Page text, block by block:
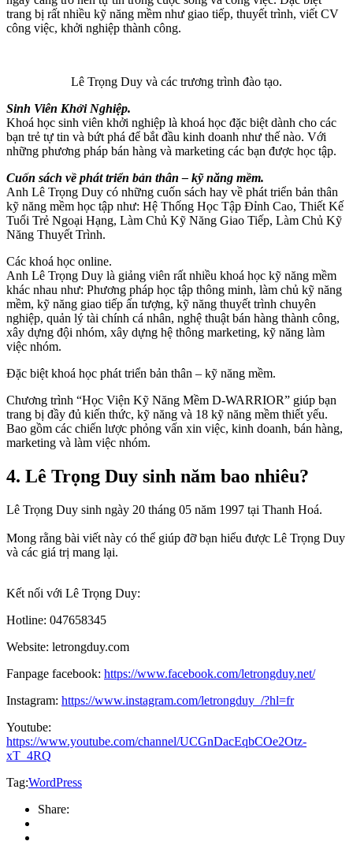
trang bị rất nhiều kỹ năng mềm như giao tiếp, thuyết trình, viết CV
công việc, khởi nghiệp thành công.
Lê Trọng Duy và các trương trình đào tạo.
Sinh Viên Khởi Nghiệp.
Khoá học sinh viên khởi nghiệp là khoá học đặc biệt dành cho các
bạn trẻ tự tin và bứt phá để bắt đầu kinh doanh như thế nào. Với
những phương pháp bán hàng và marketing các bạn được học tập.
Cuốn sách về phát triển bản thân – kỹ năng mềm.
Anh Lê Trọng Duy có những cuốn sách hay về phát triển bản thân
kỹ năng mềm học tập như: Hệ Thống Học Tập Đỉnh Cao, Thiết Kế
Tuổi Trẻ Ngoại Hạng, Làm Chủ Kỹ Năng Giao Tiếp, Làm Chủ Kỹ
Năng Thuyết Trình.
Các khoá học online.
Anh Lê Trọng Duy là giảng viên rất nhiều khoá học kỹ năng mềm
khác nhau như: Phương pháp học tập thông minh, làm chủ kỹ năng
mềm, kỹ năng giao tiếp ấn tượng, kỹ năng thuyết trình chuyên
nghiệp, quản lý tài chính cá nhân, nghệ thuật bán hàng thành công,
xây dựng đội nhóm, xây dựng hệ thông marketing, kỹ năng làm
việc nhóm.
Đặc biệt khoá học phát triển bản thân – kỹ năng mềm.
Chương trình “Học Viện Kỹ Năng Mềm D-WARRIOR” giúp bạn
trang bị đầy đủ kiến thức, kỹ năng và 18 kỹ năng mềm thiết yếu.
Bao gồm các chiến lược phỏng vấn xin việc, kinh doanh, bán hàng,
marketing và làm việc nhóm.
4. Lê Trọng Duy sinh năm bao nhiêu?
Lê Trọng Duy sinh ngày 20 tháng 05 năm 1997 tại Thanh Hoá.
Mong rằng bài viết này có thể giúp đỡ bạn hiểu được Lê Trọng Duy
và các giá trị mang lại.
Kết nối với Lê Trọng Duy:
Hotline: 047658345
Website: letrongduy.com
Fanpage facebook: https://www.facebook.com/letrongduy.net/
Instagram: https://www.instagram.com/letrongduy_/?hl=fr
Youtube:
https://www.youtube.com/channel/UCGnDacEqbCOe2Otz-
xT_4RQ
Tag:WordPress
Share: